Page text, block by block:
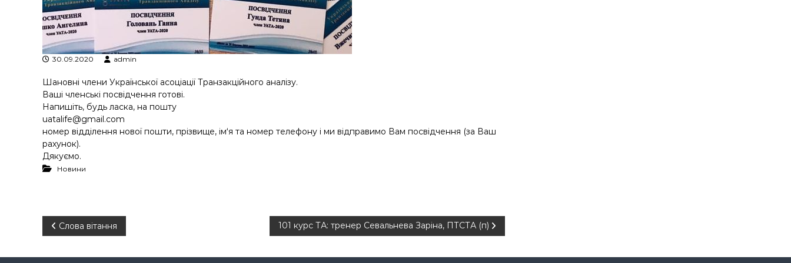
30.09.2020 admin
Шановні члени Української асоціації Транзакційного аналізу.
Ваші членські посвідчення готові.
Напишіть, будь ласка, на пошту
uatalife@gmail.com
номер відділення нової пошти, прізвище, ім‘я та номер телефону і ми відправимо Вам посвідчення (за Ваш
рахунок).
Дякуємо.
Новини
Н
а
Слова вітання 101 курс ТА: тренер Севальнева Заріна, ПТСТА (п)